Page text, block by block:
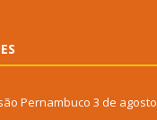
Pernambuco 3 de agosto